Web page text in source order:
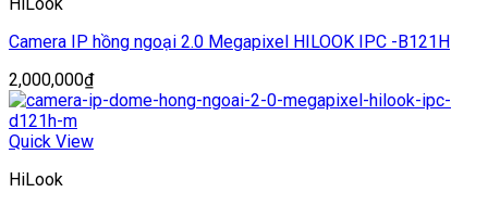
Camera IP hồng ngoại 2.0 Megapixel HILOOK IPC -B121H
2,000,000₫
Quick View
HiLook